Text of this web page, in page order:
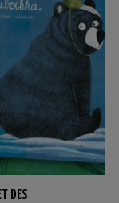
DES